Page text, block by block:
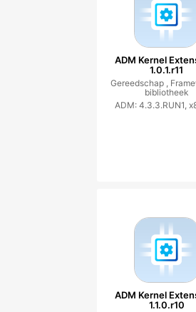
ADM Kernel
1.0.1.r11
Gereedschap ,
bibliotheek
ADM: 4.3.3.RUN1,
ADM Kernel
1.1.0.r10